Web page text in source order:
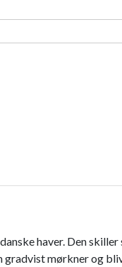
haver. Den skiller
gradvist mørkner og